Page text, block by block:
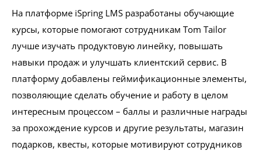
На платформе iSpring LMS разработаны обучающие
курсы, которые помогают сотрудникам Tom Tailor
лучше изучать продуктовую линейку, повышать
навыки продаж и улучшать клиентский сервис. В
платформу добавлены геймификационные элементы,
позволяющие сделать обучение и работу в целом
интересным процессом – баллы и различные награды
за прохождение курсов и другие результаты, магазин
подарков, квесты, которые мотивируют сотрудников